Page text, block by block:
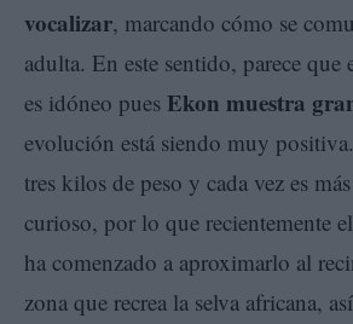
vocalizar, marcando cómo se
adulta. En este sentido, parece
es idóneo pues Ekon muestra
evolución está siendo muy
tres kilos de peso y cada vez es
curioso, por lo que recientemente
ha comenzado a aproximarlo al
zona que recrea la selva africana,